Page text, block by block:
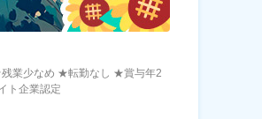
業少なめ ★転勤なし ★賞与年2
ト企業認定